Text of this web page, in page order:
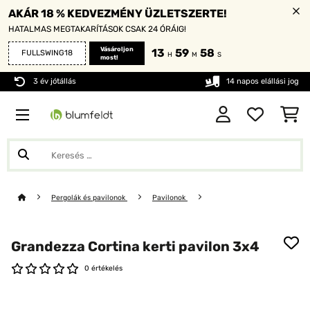
AKÁR 18 % KEDVEZMÉNY ÜZLETSZERTE!
HATALMAS MEGTAKARÍTÁSOK CSAK 24 ÓRÁIG!
FULLSWING18
Vásároljon
most!
13 H 59 M 58 S
3 év jótállás 14 napos elállási jog
Pergolák és pavilonok Pavilonok
Grandezza Cortina kerti pavilon 3x4
0 értékelés